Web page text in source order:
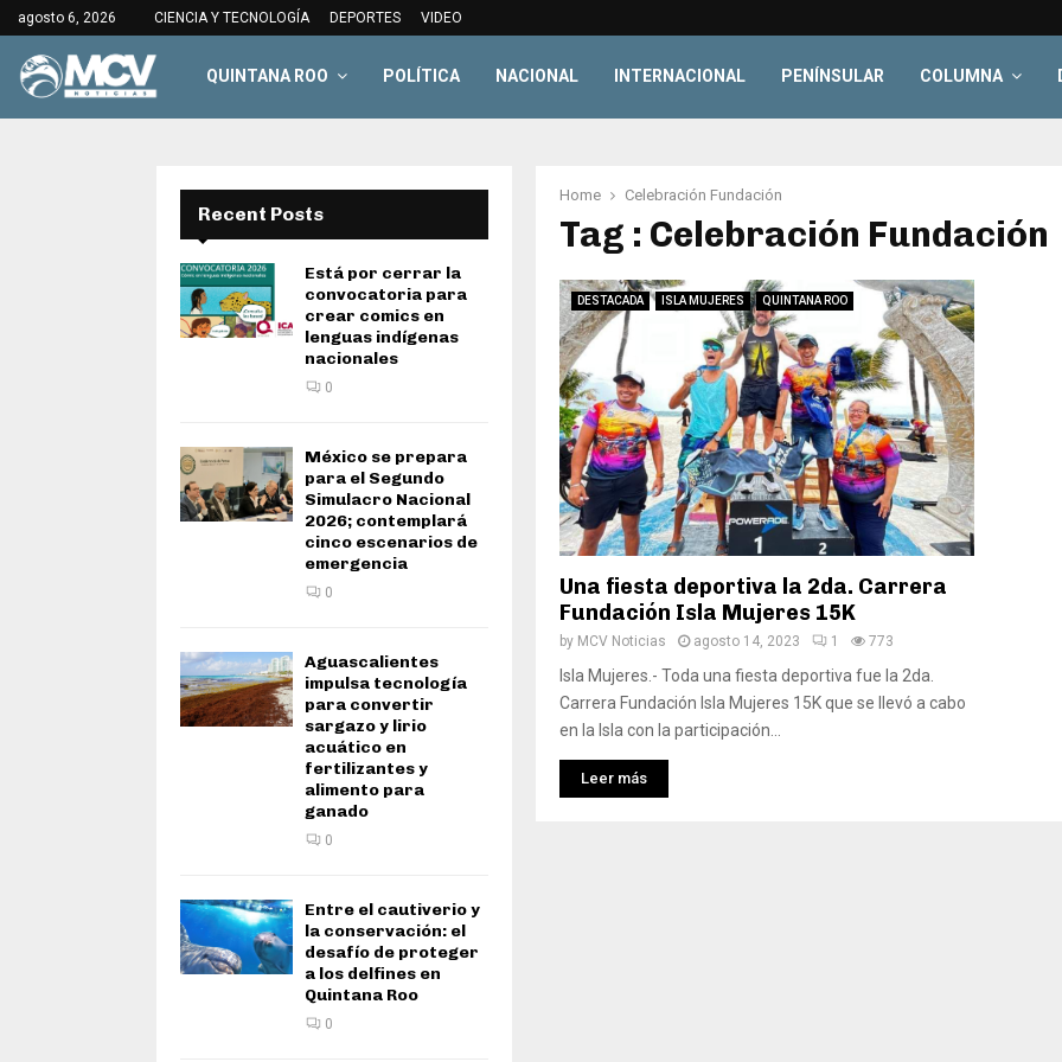
agosto 6, 2026 CIENCIA Y TECNOLOGÍA DEPORTES VIDEO
QUINTANA ROO POLÍTICA NACIONAL INTERNACIONAL PENÍNSULAR COLUMNA
Home Celebración Fundación
Tag : Celebración Fundación
DESTACADA ISLA MUJERES QUINTANA ROO
Una fiesta deportiva la 2da. Carrera
Fundación Isla Mujeres 15K
by MCV Noticias agosto 14, 2023 1 773
Isla Mujeres.- Toda una fiesta deportiva fue la 2da.
Carrera Fundación Isla Mujeres 15K que se llevó a cabo
en la Isla con la participación...
Leer más
Recent Posts
Está por cerrar la
convocatoria para
crear comics en
lenguas indígenas
nacionales
0
México se prepara
para el Segundo
Simulacro Nacional
2026; contemplará
cinco escenarios de
emergencia
0
Aguascalientes
impulsa tecnología
para convertir
sargazo y lirio
acuático en
fertilizantes y
alimento para
ganado
0
Entre el cautiverio y
la conservación: el
desafío de proteger
a los delfines en
Quintana Roo
0